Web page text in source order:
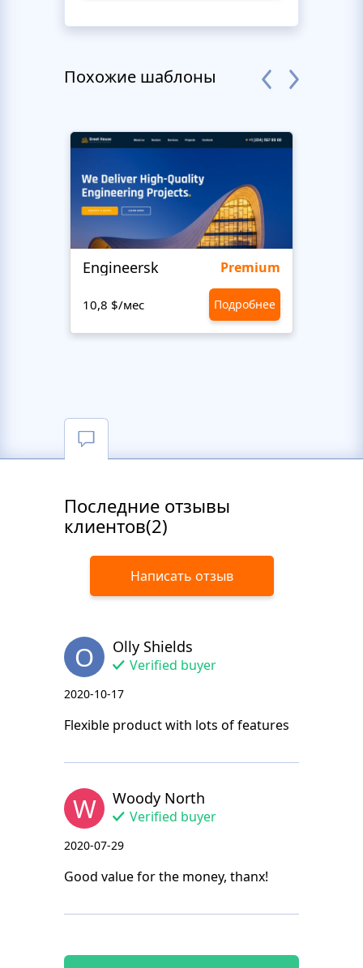
Похожие шаблоны
Engineersk Premium
10,8 $/мес Подробнее
Последние отзывы
клиентов(2)
Написать отзыв
O Olly Shields
Verified buyer
2020-10-17
Flexible product with lots of features
W Woody North
Verified buyer
2020-07-29
Good value for the money, thanx!